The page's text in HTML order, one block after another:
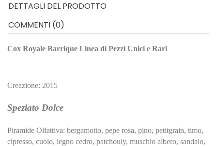
DETTAGLI DEL PRODOTTO
COMMENTI (0)
Cox Royale Barrique Linea di Pezzi Unici e Rari
Creazione: 2015
Speziato Dolce
Piramide Olfattiva: bergamotto, pepe rosa, pino, petitgrain, timo,
cipresso, cuoio, legno cedro, patchouly, muschio albero, sandalo,